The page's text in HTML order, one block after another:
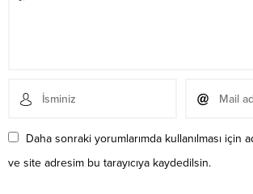
Daha sonraki yorumlarımda kullanılması için
ve site adresim bu tarayıcıya kaydedilsin.